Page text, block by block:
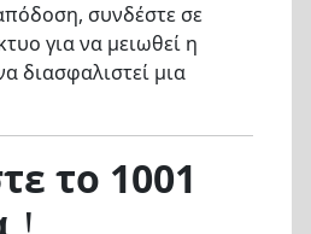
συνδέστε σε
για να μειωθεί η
διασφαλιστεί μια
το 1001